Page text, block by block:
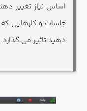
اساس نیاز تغییر
جلسات و کارهایی
دهید تاثیر می گذارد.